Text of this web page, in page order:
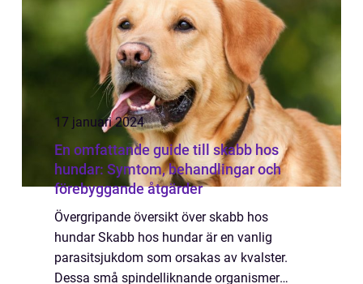
17 januari 2024
En omfattande guide till skabb hos
hundar: Symtom, behandlingar och
förebyggande åtgärder
Övergripande översikt över skabb hos
hundar Skabb hos hundar är en vanlig
parasitsjukdom som orsakas av kvalster.
Dessa små spindelliknande organismer